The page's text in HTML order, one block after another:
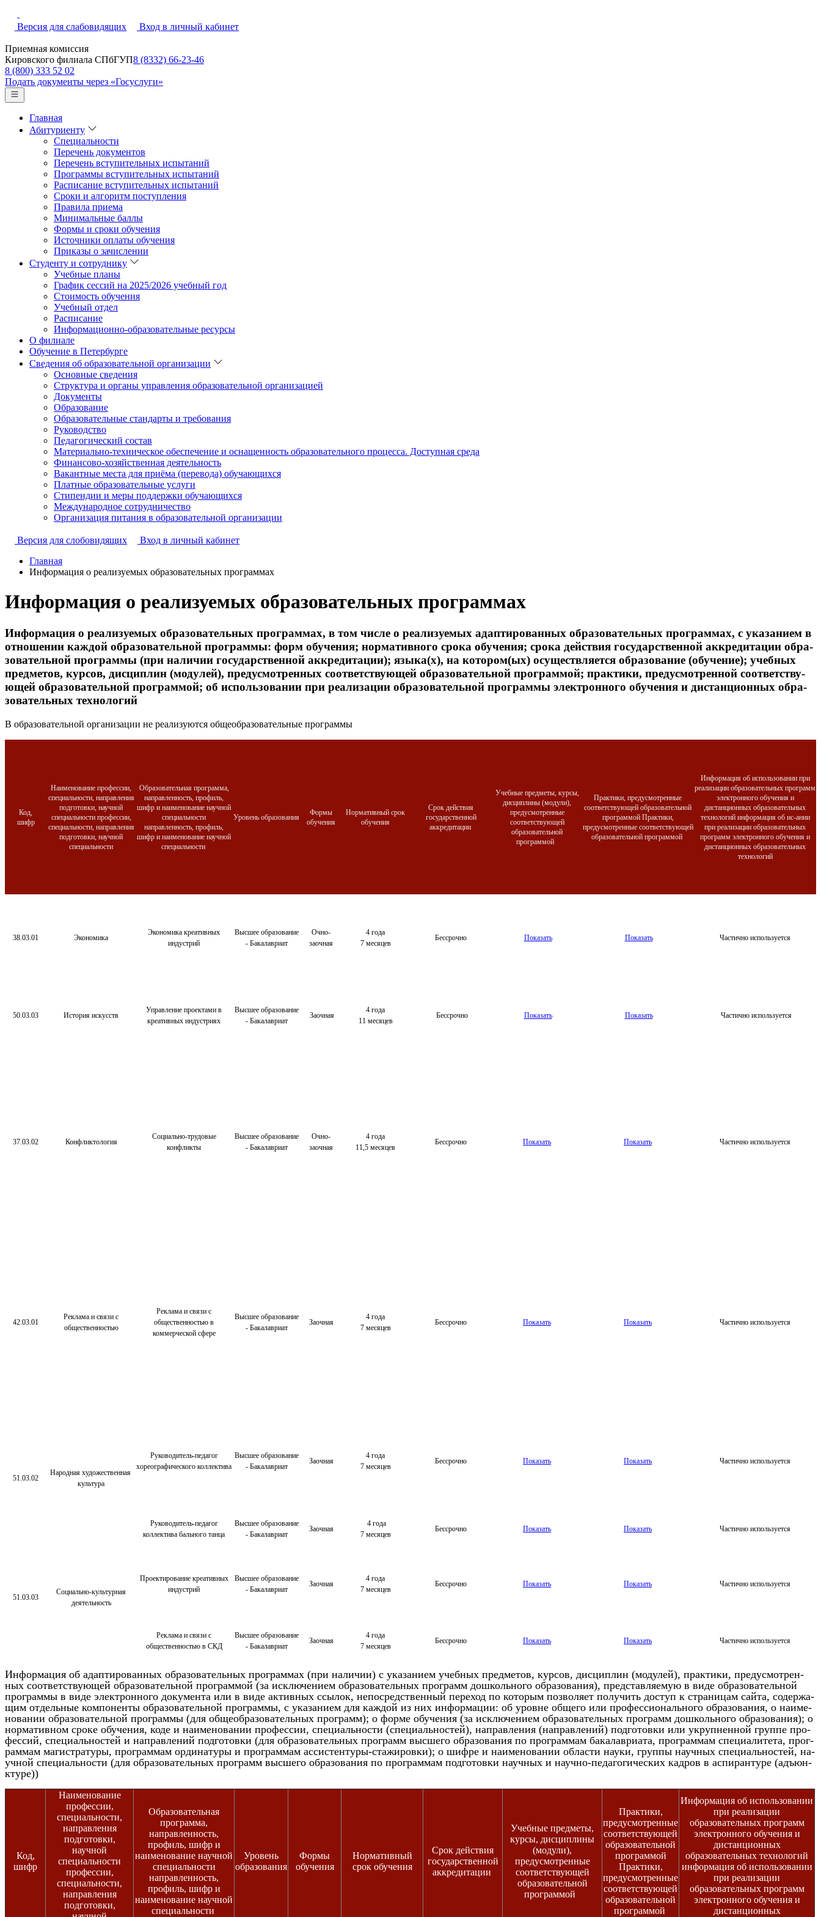
Версия для слабовидящих Вход в личный кабинет
Приемная комиссия
Кировского филиала СПбГУП8 (8332) 66-23-46
8 (800) 333 52 02
Подать документы через «Госуслуги»
Главная
Абитуриенту
Специальности
Перечень документов
Перечень вступительных испытаний
Программы вступительных испытаний
Расписание вступительных испытаний
Сроки и алгоритм поступления
Правила приема
Минимальные баллы
Формы и сроки обучения
Источники оплаты обучения
Приказы о зачислении
Студенту и сотруднику
Учебные планы
График сессий на 2025/2026 учебный год
Стоимость обучения
Учебный отдел
Расписание
Информационно-образовательные ресурсы
О филиале
Обучение в Петербурге
Сведения об образовательной организации
Основные сведения
Структура и органы управления образовательной организацией
Документы
Образование
Образовательные стандарты и требования
Руководство
Педагогический состав
Материально-техническое обеспечение и оснащенность образовательного процесса. Доступная среда
Финансово-хозяйственная деятельность
Вакантные места для приёма (перевода) обучающихся
Платные образовательные услуги
Стипендии и меры поддержки обучающихся
Международное сотрудничество
Организация питания в образовательной организации
Версия для слобовидящих
Вход в личный кабинет
Главная
Ин­форма­ция о ре­али­зу­емых об­ра­зова­тель­ных прог­раммах
Ин­форма­ция о ре­али­зу­емых об­ра­зова­тель­ных прог­раммах
Ин­форма­ция о ре­али­зу­емых об­ра­зова­тель­ных прог­раммах, в том чис­ле о ре­али­зу­емых адап­ти­рован­ных об­ра­зова­тель­ных прог­раммах, с ука­зани­ем в
от­но­шении каж­дой об­ра­зова­тель­ной прог­раммы: форм обу­чения; нор­ма­тив­но­го сро­ка обу­чения; сро­ка дей­ствия го­сударс­твен­ной ак­кре­дита­ции об­ра­
зова­тель­ной прог­раммы (при на­личии го­сударс­твен­ной ак­кре­дита­ции); язы­ка(х), на ко­тором(ых) осу­щест­вля­ет­ся об­ра­зова­ние (обу­чение); учеб­ных
пред­ме­тов, кур­сов, дис­циплин (мо­дулей), пре­дус­мотрен­ных со­от­ветс­тву­ющей об­ра­зова­тель­ной прог­раммой; прак­ти­ки, пре­дус­мотрен­ной со­от­ветс­тву­
ющей об­ра­зова­тель­ной прог­раммой; об ис­поль­зо­вании при ре­али­зации об­ра­зова­тель­ной прог­раммы элек­трон­но­го обу­чения и дис­танци­он­ных об­ра­
зова­тель­ных тех­но­логий
В об­ра­зова­тель­ной ор­га­низа­ции не ре­али­зу­ют­ся об­ще­об­ра­зова­тель­ные прог­раммы
Код,
шифр
Наименование профессии,
специальности, направления
подготовки, научной
специальности профессии,
специальности, направления
подготовки, научной
специальности
Образовательная программа,
направленность, профиль,
шифр и наименование научной
специальности
направленность, профиль,
шифр и наименование научной
специальности
Уровень образования
Формы
обучения
Нормативный срок
обучения
Срок действия
государственной
аккредитации
Учебные предметы, курсы,
дисциплины (модули),
предусмотренные
соответствующей
образовательной
программой
Практики, предусмотренные
соответствующей образовательной
программой Практики,
предусмотренные соответствующей
образовательной программой
Информация об использовании при
реализации образовательных программ
электронного обучения и
дистанционных образовательных
технологий информация об ис-ании
при реализации образовательных
программ электронного обучения и
дистанционных образовательных
технологий
38.03.01 Экономика
Экономика креативных
индустрий
Высшее образование
- Бакалавриат
Очно-
заочная
4 года
7 месяцев
Бессрочно Показать Показать Частично используется
50.03.03 История искусств
Управление проектами в
креативных индустриях
Высшее образование
- Бакалавриат
Заочная
4 года
11 месяцев
Бессрочно Показать Показать Частично используется
37.03.02 Конфликтология
Социально-трудовые
конфликты
Высшее образование
- Бакалавриат
Очно-
заочная
4 года
11,5 месяцев
Бессрочно Показать Показать Частично используется
42.03.01
Реклама и связи с
общественностью
Реклама и связи с
общественностью в
коммерческой сфере
Высшее образование
- Бакалавриат
Заочная
4 года
7 месяцев
Бессрочно Показать Показать Частично используется
51.03.02
Народная художественная
культура
Руководитель-педагог
хореографического коллектива
Высшее образование
- Бакалавриат
Заочная
4 года
7 месяцев
Бессрочно Показать Показать Частично используется
Руководитель-педагог
коллектива бального танца
Высшее образование
- Бакалавриат
Заочная
4 года
7 месяцев
Бессрочно Показать Показать Частично используется
51.03.03
Социально-культурная
деятельность
Проектирование креативных
индустрий
Высшее образование
- Бакалавриат
Заочная
4 года
7 месяцев
Бессрочно Показать Показать Частично используется
Реклама и связи с
общественностью в СКД
Высшее образование
- Бакалавриат
Заочная
4 года
7 месяцев
Бессрочно Показать Показать Частично используется
Ин­форма­ция об адап­ти­рован­ных об­ра­зова­тель­ных прог­раммах (при на­личии) с ука­зани­ем учеб­ных пред­ме­тов, кур­сов, дис­циплин (мо­дулей), прак­ти­ки, пре­дус­мотрен­
ных со­от­ветс­тву­ющей об­ра­зова­тель­ной прог­раммой (за ис­клю­чени­ем об­ра­зова­тель­ных прог­рамм дош­коль­но­го об­ра­зова­ния), пред­став­ля­емую в ви­де об­ра­зова­тель­ной
прог­раммы в ви­де элек­трон­но­го до­кумен­та или в ви­де ак­тивных ссы­лок, не­пос­редс­твен­ный пе­реход по ко­торым поз­во­ля­ет по­лучить дос­туп к стра­ницам сай­та, со­дер­жа­
щим от­дель­ные ком­по­нен­ты об­ра­зова­тель­ной прог­раммы, с ука­зани­ем для каж­дой из них ин­форма­ции: об уров­не об­ще­го или про­фес­си­ональ­но­го об­ра­зова­ния, о на­име­
нова­нии об­ра­зова­тель­ной прог­раммы (для об­ще­об­ра­зова­тель­ных прог­рамм); о фор­ме обу­чения (за ис­клю­чени­ем об­ра­зова­тель­ных прог­рамм дош­коль­но­го об­ра­зова­ния); о
нор­ма­тив­ном сро­ке обу­чения, ко­де и на­име­нова­нии про­фес­сии, спе­ци­аль­нос­ти (спе­ци­аль­нос­тей), нап­равле­ния (нап­равле­ний) под­го­тов­ки или ук­рупнен­ной груп­пе про­
фес­сий, спе­ци­аль­нос­тей и нап­равле­ний под­го­тов­ки (для об­ра­зова­тель­ных прог­рамм выс­ше­го об­ра­зова­ния по прог­раммам ба­калав­ри­ата, прог­раммам спе­ци­али­тета, прог­
раммам ма­гис­тра­туры, прог­раммам ор­ди­нату­ры и прог­раммам ас­систен­ту­ры-ста­жиров­ки); о шиф­ре и на­име­нова­нии об­ласти на­уки, груп­пы на­уч­ных спе­ци­аль­нос­тей, на­
уч­ной спе­ци­аль­нос­ти (для об­ра­зова­тель­ных прог­рамм выс­ше­го об­ра­зова­ния по прог­раммам под­го­тов­ки на­уч­ных и на­уч­но-пе­даго­гичес­ких кад­ров в ас­пи­ран­ту­ре (адъ­юн­
кту­ре))
Код,
шифр
Наименование
профессии,
специальности,
направления
подготовки,
научной
специальности
профессии,
специальности,
направления
подготовки,
Образовательная
программа,
направленность,
профиль, шифр и
наименование научной
специальности
направленность,
профиль, шифр и
наименование научной
специальности
Уровень
образования
Формы
обучения
Нормативный
срок обучения
Срок действия
государственной
аккредитации
Учебные предметы,
курсы, дисциплины
(модули),
предусмотренные
соответствующей
образовательной
программой
Практики,
предусмотренные
соответствующей
образовательной
программой
Практики,
предусмотренные
соответствующей
образовательной
программой
Информация об использовании
при реализации
образовательных программ
электронного обучения и
дистанционных
образовательных технологий
информация об использовании
при реализации
образовательных программ
электронного обучения и
дистанционных